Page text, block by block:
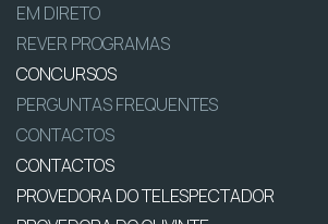
EM DIRETO
REVER PROGRAMAS
CONCURSOS
PERGUNTAS FREQUENTES
CONTACTOS
CONTACTOS
PROVEDORA DO TELESPECTADOR